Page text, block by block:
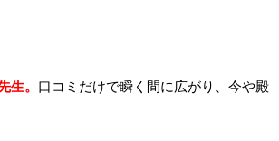
生。 口コミだけで瞬く間に広がり、今や殿